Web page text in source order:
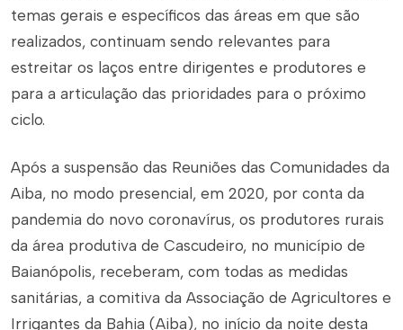
temas gerais e específicos das áreas em que são
realizados, continuam sendo relevantes para
estreitar os laços entre dirigentes e produtores e
para a articulação das prioridades para o próximo
ciclo.
Após a suspensão das Reuniões das Comunidades da
Aiba, no modo presencial, em 2020, por conta da
pandemia do novo coronavírus, os produtores rurais
da área produtiva de Cascudeiro, no município de
Baianópolis, receberam, com todas as medidas
sanitárias, a comitiva da Associação de Agricultores e
Irrigantes da Bahia (Aiba), no início da noite desta